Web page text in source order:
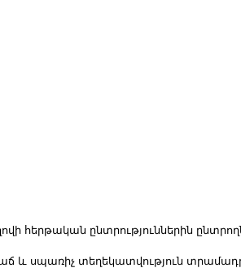
հերթական ընտրություններին
և սպառիչ տեղեկատվություն